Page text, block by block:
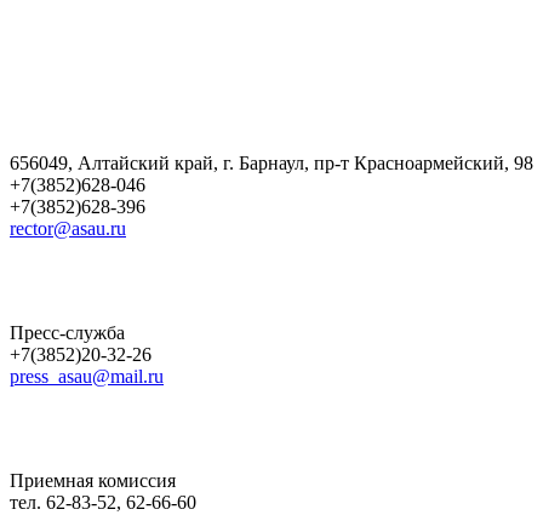
656049, Алтайский край, г. Барнаул, пр-т Красноармейский, 98
+7(3852)628-046
+7(3852)628-396
rector@asau.ru
Пресс-служба
+7(3852)20-32-26
press_asau@mail.ru
Приемная комиссия
тел. 62-83-52, 62-66-60